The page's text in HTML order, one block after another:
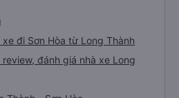
đi Sơn Hòa từ Long Thành
review, đánh giá nhà xe Long